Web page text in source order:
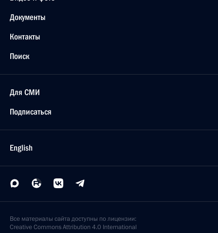
Документы
Контакты
Поиск
Для СМИ
Подписаться
English
Все материалы сайта доступны по лицензии:
Creative Commons Attribution 4.0 International